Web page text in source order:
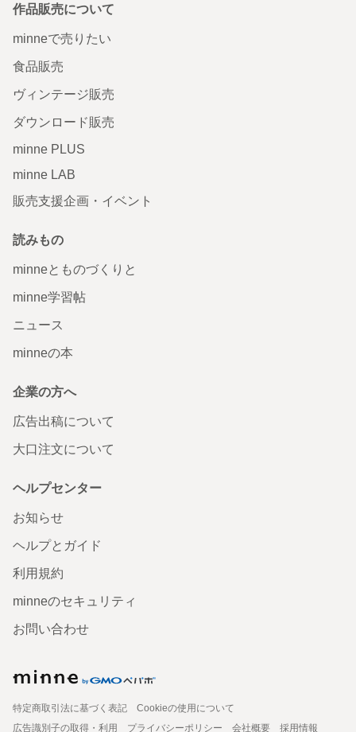
作品販売について
minneで売りたい
食品販売
ヴィンテージ販売
ダウンロード販売
minne PLUS
minne LAB
販売支援企画・イベント
読みもの
minneとものづくりと
minne学習帖
ニュース
minneの本
企業の方へ
広告出稿について
大口注文について
ヘルプセンター
お知らせ
ヘルプとガイド
利用規約
minneのセキュリティ
お問い合わせ
特定商取引法に基づく表記
Cookieの使用について
広告識別子の取得・利用
プライバシーポリシー 会社概要
採用情報